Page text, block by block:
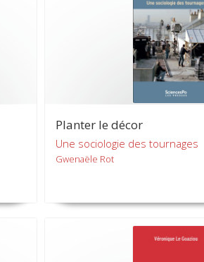
Planter le décor
Une sociologie des tournages
Gwenaële Rot